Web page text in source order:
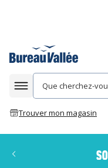
Afficher la navigation
Trouver mon magasin